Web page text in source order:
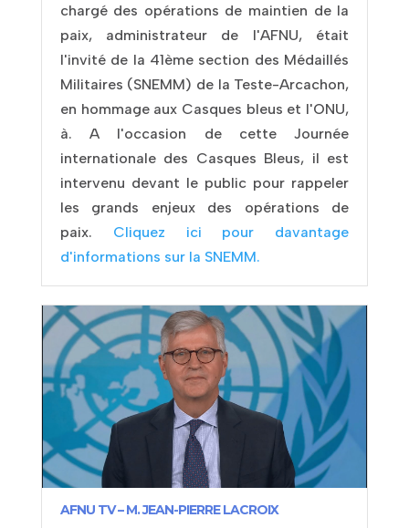
chargé des opérations de maintien de la
paix, administrateur de l'AFNU, était
l'invité de la 41ème section des Médaillés
Militaires (SNEMM) de la Teste-Arcachon,
en hommage aux Casques bleus et l'ONU,
à. A l'occasion de cette Journée
internationale des Casques Bleus, il est
intervenu devant le public pour rappeler
les grands enjeux des opérations de
paix. Cliquez ici pour davantage
d'informations sur la SNEMM.
AFNU TV – M. JEAN-PIERRE LACROIX